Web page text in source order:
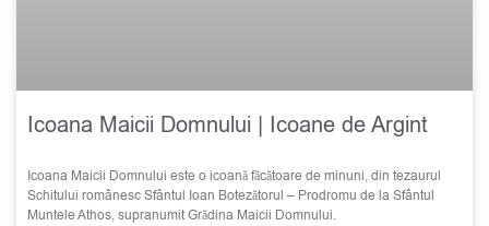
Icoana Maicii Domnului | Icoane de Argint
Icoana Maicii Domnului este o icoană făcătoare de minuni, din tezaurul
Schitului românesc Sfântul Ioan Botezătorul – Prodromu de la Sfântul
Muntele Athos, supranumit Grădina Maicii Domnului.